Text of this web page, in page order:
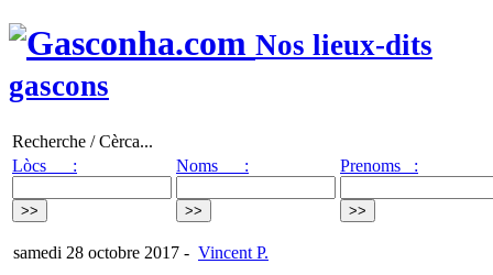
Nos lieux-dits
gascons
Recherche / Cèrca...
Lòcs :
Noms : Prenoms :
samedi 28 octobre 2017 - Vincent P.